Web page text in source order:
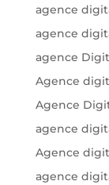
agence
agence
agence
Agence
Agence
agence
Agence
agence